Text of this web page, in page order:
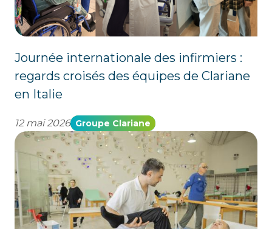
Journée internationale des infirmiers :
regards croisés des équipes de Clariane
en Italie
12 mai 2026 Groupe Clariane